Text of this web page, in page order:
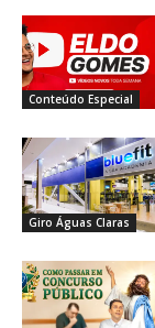
Conteúdo Especial
Giro Águas Claras